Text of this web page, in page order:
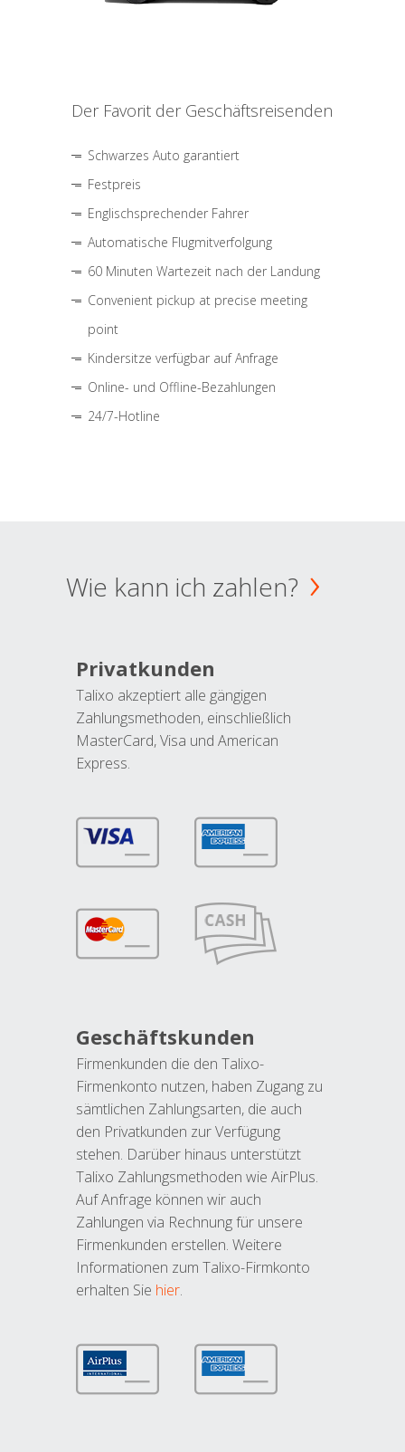
Der Favorit der Geschäftsreisenden
Schwarzes Auto garantiert
Festpreis
Englischsprechender Fahrer
Automatische Flugmitverfolgung
60 Minuten Wartezeit nach der Landung
Convenient pickup at precise meeting
point
Kindersitze verfügbar auf Anfrage
Online- und Offline-Bezahlungen
24/7-Hotline
Wie kann ich zahlen?
Privatkunden
Talixo akzeptiert alle gängigen
Zahlungsmethoden, einschließlich
MasterCard, Visa und American
Express.
Geschäftskunden
Firmenkunden die den Talixo-
Firmenkonto nutzen, haben Zugang zu
sämtlichen Zahlungsarten, die auch
den Privatkunden zur Verfügung
stehen. Darüber hinaus unterstützt
Talixo Zahlungsmethoden wie AirPlus.
Auf Anfrage können wir auch
Zahlungen via Rechnung für unsere
Firmenkunden erstellen. Weitere
Informationen zum Talixo-Firmkonto
erhalten Sie hier.